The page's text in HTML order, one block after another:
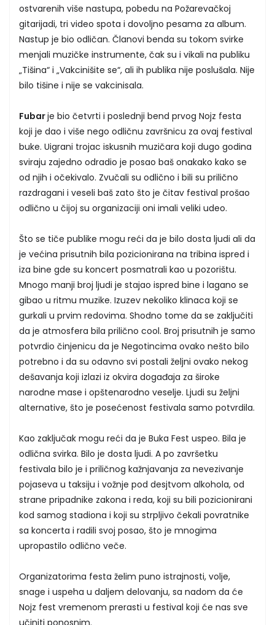
ostvarenih više nastupa, pobedu na Požarevačkoj
gitarijadi, tri video spota i dovoljno pesama za album.
Nastup je bio odličan. Članovi benda su tokom svirke
menjali muzičke instrumente, čak su i vikali na publiku
„Tišina“ i „Vakcinišite se“, ali ih publika nije poslušala. Nije
bilo tišine i nije se vakcinisala.
Fubarje bio četvrti i poslednji bend prvog Nojz festa
koji je dao i više nego odličnu završnicu za ovaj festival
buke. Uigrani trojac iskusnih muzičara koji dugo godina
sviraju zajedno odradio je posao baš onakako kako se
od njih i očekivalo. Zvučali su odlično i bili su prilično
razdragani i veseli baš zato što je čitav festival prošao
odlično u čijoj su organizaciji oni imali veliki udeo.
Što se tiče publike mogu reći da je bilo dosta ljudi ali da
je većina prisutnih bila pozicionirana na tribina ispred i
iza bine gde su koncert posmatrali kao u pozorištu.
Mnogo manji broj ljudi je stajao ispred bine i lagano se
gibao u ritmu muzike. Izuzev nekoliko klinaca koji se
gurkali u prvim redovima. Shodno tome da se zaključiti
da je atmosfera bila prilično cool. Broj prisutnih je samo
potvrdio činjenicu da je Negotincima ovako nešto bilo
potrebno i da su odavno svi postali željni ovako nekog
dešavanja koji izlazi iz okvira događaja za široke
narodne mase i opštenarodno veselje. Ljudi su željni
alternative, što je posećenost festivala samo potvrdila.
Kao zaključak mogu reći da je Buka Fest uspeo. Bila je
odlična svirka. Bilo je dosta ljudi. A po završetku
festivala bilo je i priličnog kažnjavanja za nevezivanje
pojaseva u taksiju i vožnje pod desjtvom alkohola, od
strane pripadnike zakona i reda, koji su bili pozicionirani
kod samog stadiona i koji su strpljivo čekali povratnike
sa koncerta i radili svoj posao, što je mnogima
upropastilo odlično veče.
Organizatorima festa želim puno istrajnosti, volje,
snage i uspeha u daljem delovanju, sa nadom da će
Nojz fest vremenom prerasti u festival koji će nas sve
učiniti ponosnim.